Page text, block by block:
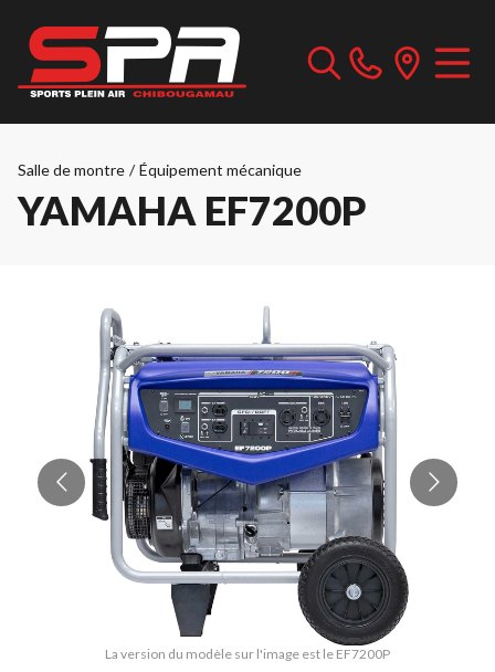
Salle de montre / Équipement mécanique
YAMAHA EF7200P
La version du modèle sur l'image est le EF7200P